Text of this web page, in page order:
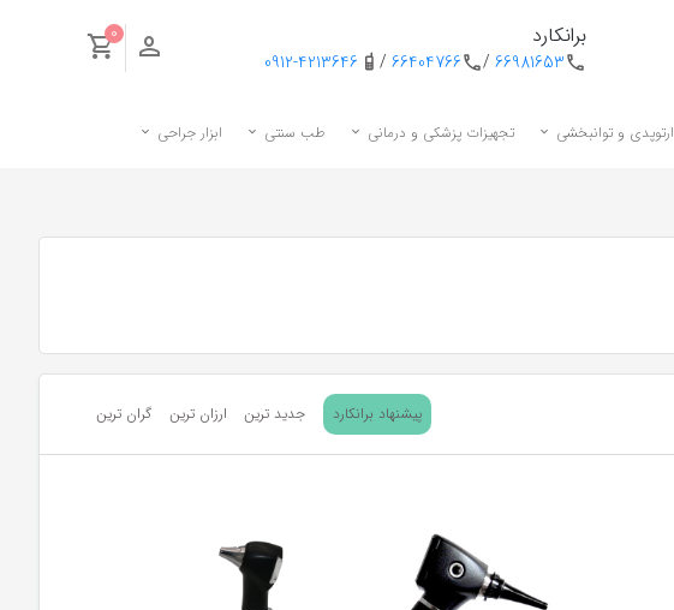
برانکارد
66981653
/
66404766
/
0912-4213646
0
ارتوپدی و توانبخشی تجهیزات پزشکی و درمانی طب سنتی ابزار جراحی
پیشنهاد برانکارد جدید ترین ارزان ترین گران ترین